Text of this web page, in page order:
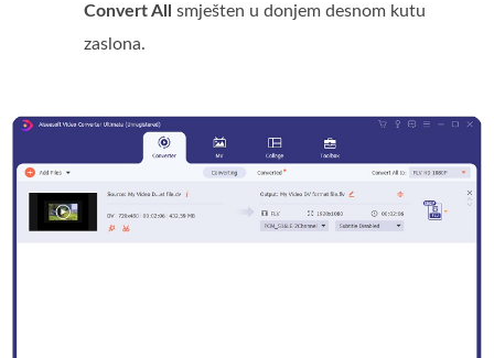
Convert All
smješten u donjem desnom kutu
zaslona.